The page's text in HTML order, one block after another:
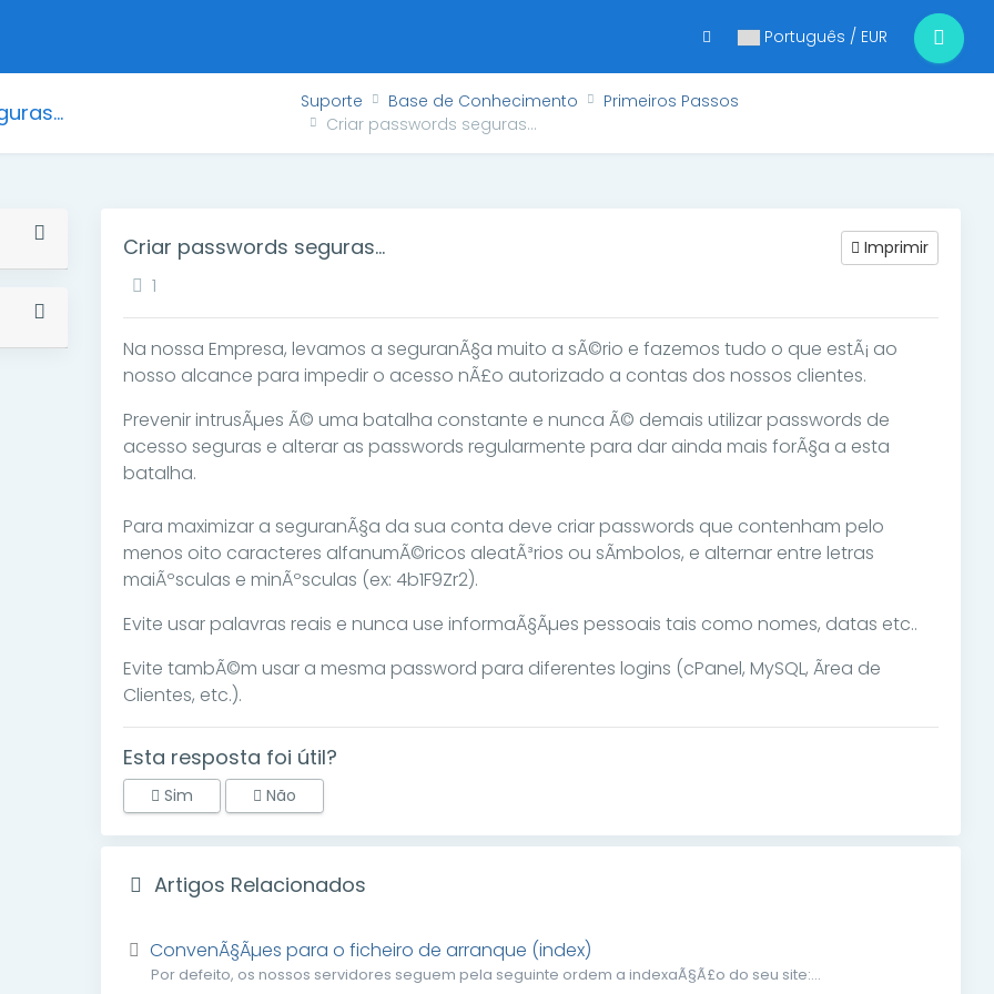
Português / EUR
Suporte Base de Conhecimento
Primeiros Passos
Criar passwords seguras...
Criar passwords seguras... Imprimir
1
Na nossa Empresa, levamos a seguranÃ§a muito a sÃ©rio e fazemos tudo o que estÃ¡ ao
nosso alcance para impedir o acesso nÃ£o autorizado a contas dos nossos clientes.
Prevenir intrusÃµes Ã© uma batalha constante e nunca Ã© demais utilizar passwords de
acesso seguras e alterar as passwords regularmente para dar ainda mais forÃ§a a esta
batalha.
Para maximizar a seguranÃ§a da sua conta deve criar passwords que contenham pelo
menos oito caracteres alfanumÃ©ricos aleatÃ³rios ou sÃ­mbolos, e alternar entre letras
maiÃºsculas e minÃºsculas (ex: 4b1F9Zr2).
Evite usar palavras reais e nunca use informaÃ§Ãµes pessoais tais como nomes, datas etc..
Evite tambÃ©m usar a mesma password para diferentes logins (cPanel, MySQL, Ãrea de
Clientes, etc.).
Esta resposta foi útil?
Sim Não
Artigos Relacionados
ConvenÃ§Ãµes para o ficheiro de arranque (index)
Por defeito, os nossos servidores seguem pela seguinte ordem a indexaÃ§Ã£o do seu site:...